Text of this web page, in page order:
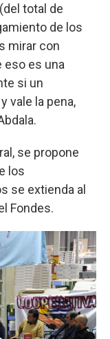
total de
de los
mirar con
eso es una
si un
vale la pena,
se propone
los
se extienda al
Fondes.